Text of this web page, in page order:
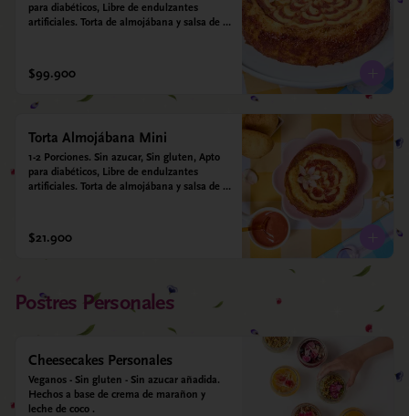
para diabéticos, Libre de endulzantes
artificiales. Torta de almojábana y salsa de
alulosa, leche deslactosada, leche de coco,
vainilla. Salsa de guayaba: Guayaba y
$99.900
Torta Almojábana Mini
1-2 Porciones. Sin azucar, Sin gluten, Apto
para diabéticos, Libre de endulzantes
artificiales. Torta de almojábana y salsa de
alulosa, leche deslactosada, leche de coco,
vainilla. Salsa de guayaba: Guayaba y
$21.900
Postres Personales
Cheesecakes Personales
Veganos - Sin gluten - Sin azucar añadida.
Hechos a base de crema de marañon y
leche de coco .